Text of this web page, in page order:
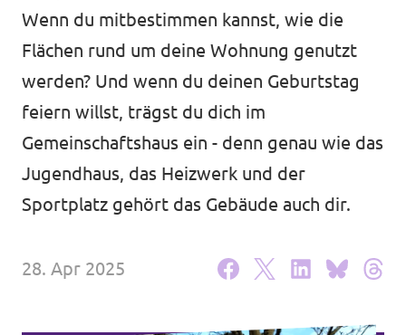
Mache bei Volt mit!
Deine Spende für Volt
Jobs bei Volt Deutschland
Wenn du mitbestimmen kannst, wie die
Flächen rund um deine Wohnung genutzt
werden? Und wenn du deinen Geburtstag
feiern willst, trägst du dich im
Gemeinschaftshaus ein - denn genau wie das
Jugendhaus, das Heizwerk und der
Sportplatz gehört das Gebäude auch dir.
28. Apr 2025